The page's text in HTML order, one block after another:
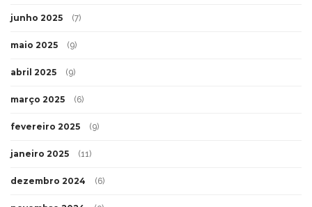
junho 2025 (7)
maio 2025 (9)
abril 2025 (9)
março 2025 (6)
fevereiro 2025 (9)
janeiro 2025 (11)
dezembro 2024 (6)